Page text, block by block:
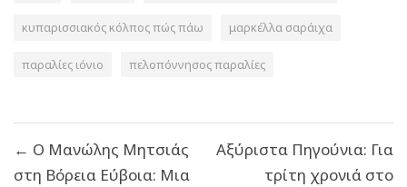
κυπαρισσιακός κόλπος πώς πάω μαρκέλλα σαράιχα
παραλίες ιόνιο πελοπόννησος παραλίες
άρθρων
← Ο Μανώλης Μητσιάς
στη Βόρεια Εύβοια: Μια
Αξύριστα Πηγούνια: Για
τρίτη χρονιά στο